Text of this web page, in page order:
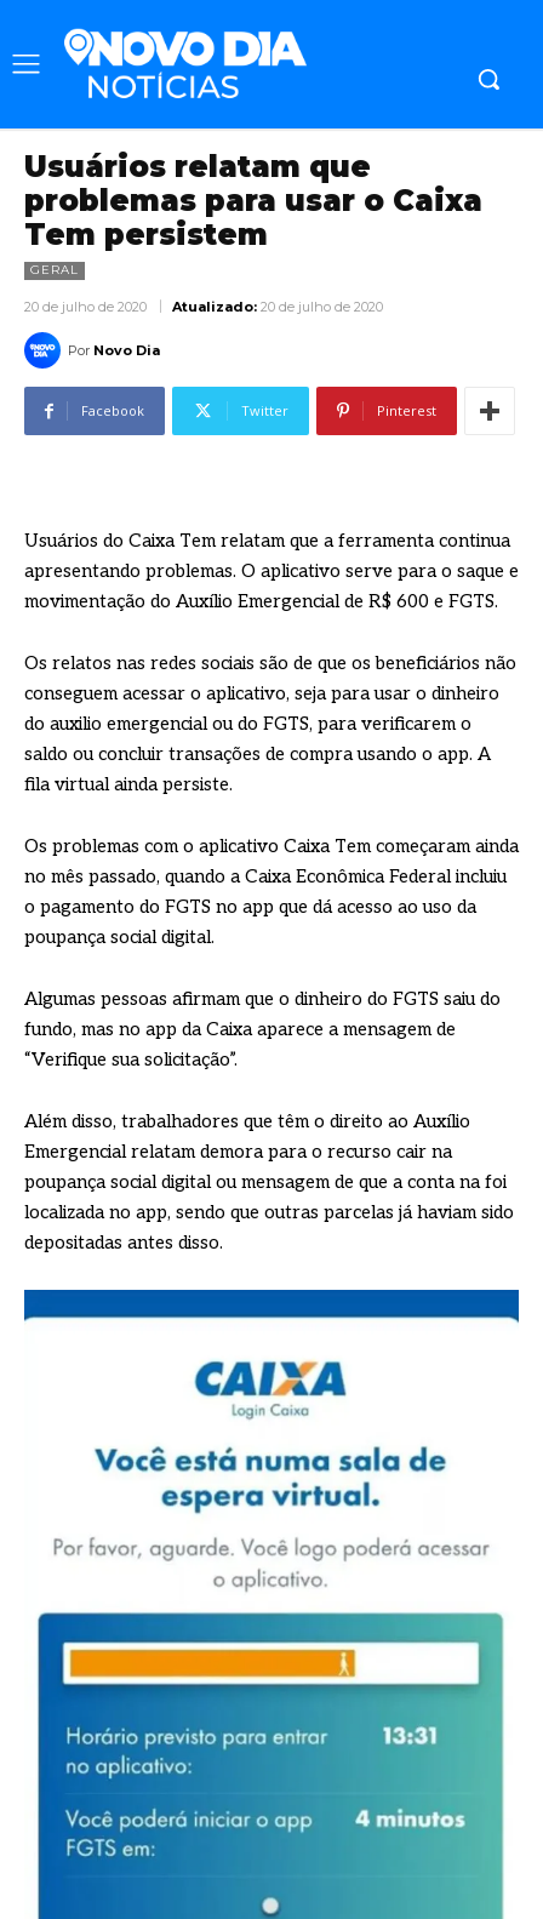
Usuários relatam que
problemas para usar o Caixa
Tem persistem
GERAL
20 de julho de 2020 Atualizado: 20 de julho de 2020
Por Novo Dia
Facebook Twitter Pinterest
Usuários do Caixa Tem relatam que a ferramenta continua
apresentando problemas. O aplicativo serve para o saque e
movimentação do Auxílio Emergencial de R$ 600 e FGTS.
Os relatos nas redes sociais são de que os beneficiários não
conseguem acessar o aplicativo, seja para usar o dinheiro
do auxilio emergencial ou do FGTS, para verificarem o
saldo ou concluir transações de compra usando o app. A
fila virtual ainda persiste.
Os problemas com o aplicativo Caixa Tem começaram ainda
no mês passado, quando a Caixa Econômica Federal incluiu
o pagamento do FGTS no app que dá acesso ao uso da
poupança social digital.
Algumas pessoas afirmam que o dinheiro do FGTS saiu do
fundo, mas no app da Caixa aparece a mensagem de
“Verifique sua solicitação”.
Além disso, trabalhadores que têm o direito ao Auxílio
Emergencial relatam demora para o recurso cair na
poupança social digital ou mensagem de que a conta na foi
localizada no app, sendo que outras parcelas já haviam sido
depositadas antes disso.